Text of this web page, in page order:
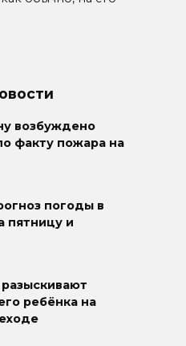
возбуждено
факту пожара на
погоды в
пятницу и
ребёнка на